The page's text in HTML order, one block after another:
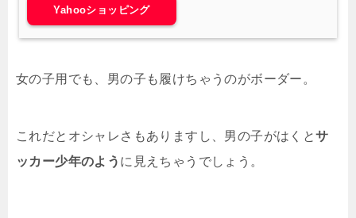
Yahooショッピング
女の子用でも、男の子も履けちゃうのがボーダー。
これだとオシャレさもありますし、男の子がはくとサ
ッカー少年のよう に見えちゃうでしょう。